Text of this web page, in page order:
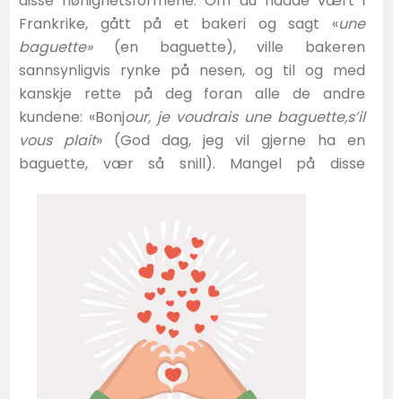
Frankrike, gått på et bakeri og sagt «une
baguette»(en baguette), ville bakeren
sannsynligvis rynke på nesen, og til og med
kanskje rette på deg foran alle de andre
kundene: «Bonjour, je voudrais une baguette,s’il
vous plait» (God dag, jeg vil gjerne ha en
baguette, vær så snill). Mangel på disse